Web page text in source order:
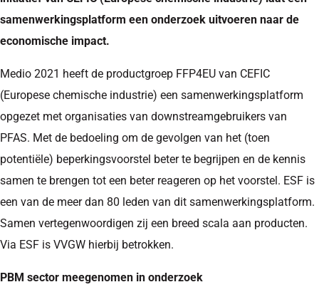
samenwerkingsplatform een onderzoek uitvoeren naar de
economische impact.
Medio 2021 heeft de productgroep FFP4EU van CEFIC
(Europese chemische industrie) een samenwerkingsplatform
opgezet met organisaties van downstreamgebruikers van
PFAS. Met de bedoeling om de gevolgen van het (toen
potentiële) beperkingsvoorstel beter te begrijpen en de kennis
samen te brengen tot een beter reageren op het voorstel. ESF is
een van de meer dan 80 leden van dit samenwerkingsplatform.
Samen vertegenwoordigen zij een breed scala aan producten.
Via ESF is VVGW hierbij betrokken.
PBM sector meegenomen in onderzoek